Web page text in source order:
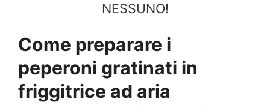
NESSUNO!
Come preparare i
peperoni gratinati in
friggitrice ad aria